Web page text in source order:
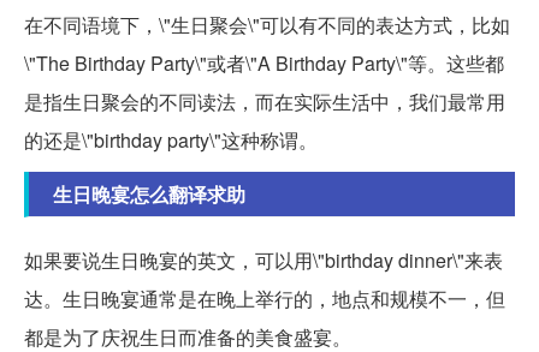
在不同语境下，\"生日聚会\"可以有不同的表达方式，比如
\"The Birthday Party\"或者\"A Birthday Party\"等。这些都
是指生日聚会的不同读法，而在实际生活中，我们最常用
的还是\"birthday party\"这种称谓。
生日晚宴怎么翻译求助
如果要说生日晚宴的英文，可以用\"birthday dinner\"来表
达。生日晚宴通常是在晚上举行的，地点和规模不一，但
都是为了庆祝生日而准备的美食盛宴。